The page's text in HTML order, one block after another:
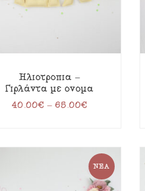
Ηλιοτρόπια –
Γιρλάντα με όνομα
40.00€ – 65.00€
ΝΈΑ